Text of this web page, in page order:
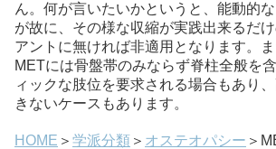
ん。何が言いたいかというと、能動的
が故に、その様な収縮が実践出来るだ
アントに無ければ非適用となります。
METには骨盤帯のみならず脊柱全般を
ィックな肢位を要求される場合もあり
きないケースもあります。
HOME ＞ 学派分類 ＞ オステオパシー ＞